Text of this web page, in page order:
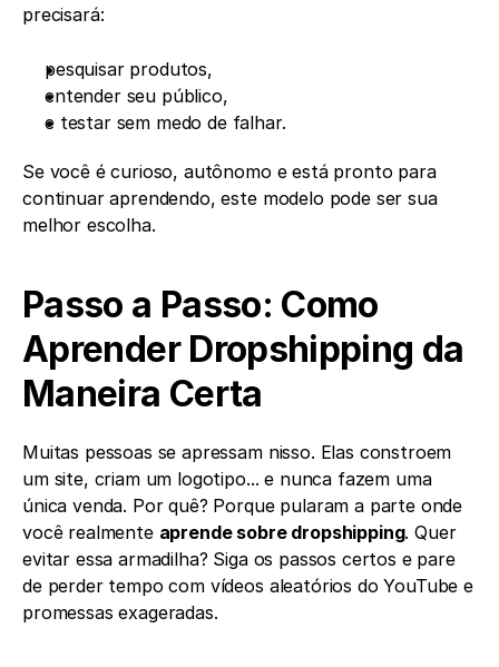
precisará:
pesquisar produtos,
entender seu público,
e testar sem medo de falhar.
Se você é curioso, autônomo e está pronto para
continuar aprendendo, este modelo pode ser sua
melhor escolha.
Passo a Passo: Como
Aprender Dropshipping da
Maneira Certa
Muitas pessoas se apressam nisso. Elas constroem
um site, criam um logotipo... e nunca fazem uma
única venda. Por quê? Porque pularam a parte onde
você realmente aprende sobre dropshipping. Quer
evitar essa armadilha? Siga os passos certos e pare
de perder tempo com vídeos aleatórios do YouTube e
promessas exageradas.